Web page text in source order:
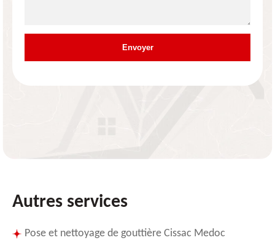
Autres services
Pose et nettoyage de gouttière Cissac Medoc